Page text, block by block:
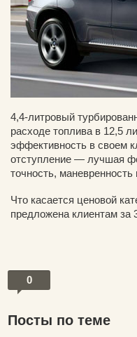
4,4-литровый
расходе топлива в 12,5
эффективность в своем
отступление — лучшая
точность,
Что касается ценовой
предложена клиентам за
0
Посты по теме